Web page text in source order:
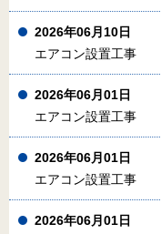
2026年06月10日
エアコン設置工事
2026年06月01日
エアコン設置工事
2026年06月01日
エアコン設置工事
2026年06月01日